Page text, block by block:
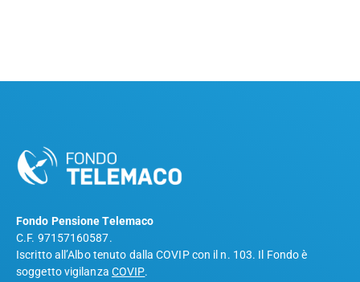
Fondo Pensione Telemaco
C.F. 97157160587.
Iscritto all’Albo tenuto dalla COVIP con il n. 103. Il Fondo è
soggetto vigilanza COVIP.